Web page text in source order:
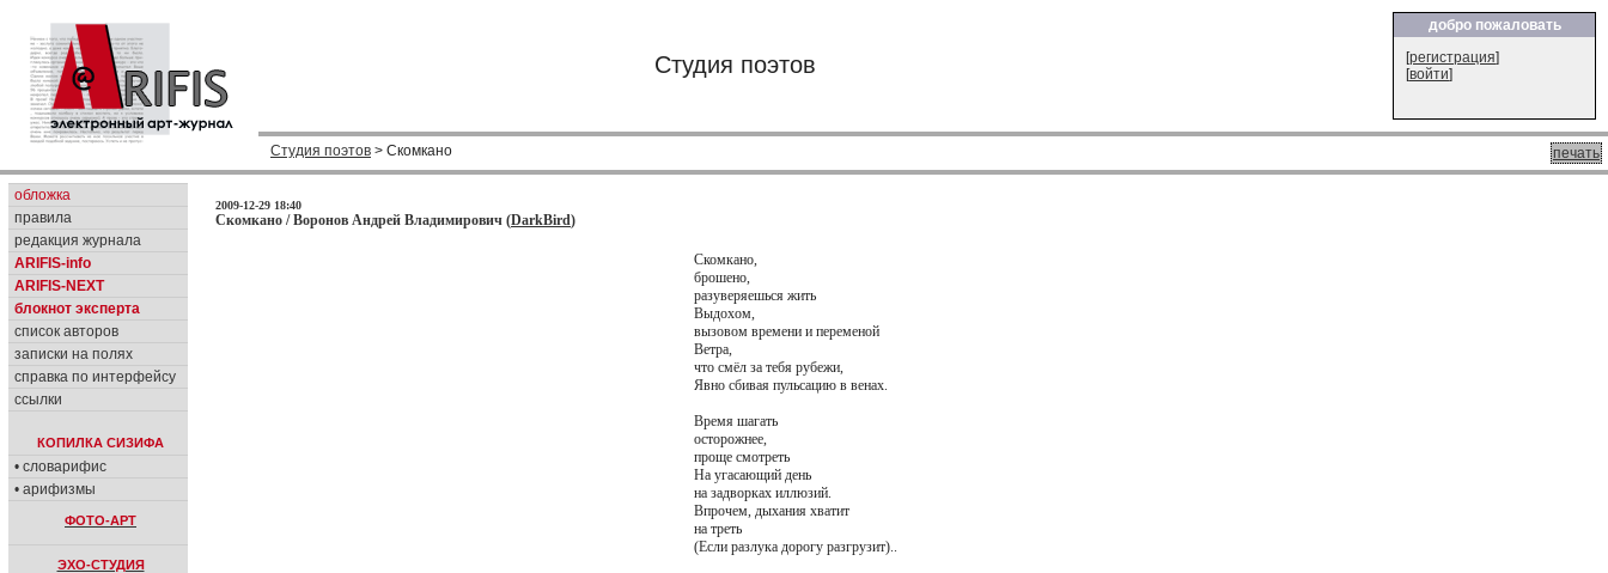
Студия поэтов
добро пожаловать
[регистрация]
[войти]
печать
Студия поэтов > Скомкано
обложка
правила
редакция журнала
ARIFIS-info
ARIFIS-NEXT
блокнот эксперта
список авторов
записки на полях
справка по интерфейсу
ссылки
КОПИЛКА СИЗИФА
• словарифис
• арифизмы
ФОТО-АРТ
ЭХО-СТУДИЯ
2009-12-29 18:40
Скомкано / Воронов Андрей Владимирович (DarkBird)
Скомкано,
брошено,
разуверяешься жить
Выдохом,
вызовом времени и переменой
Ветра,
что смёл за тебя рубежи,
Явно сбивая пульсацию в венах.
Время шагать
осторожнее,
проще смотреть
На угасающий день
на задворках иллюзий.
Впрочем, дыхания хватит
на треть
(Если разлука дорогу разгрузит)..